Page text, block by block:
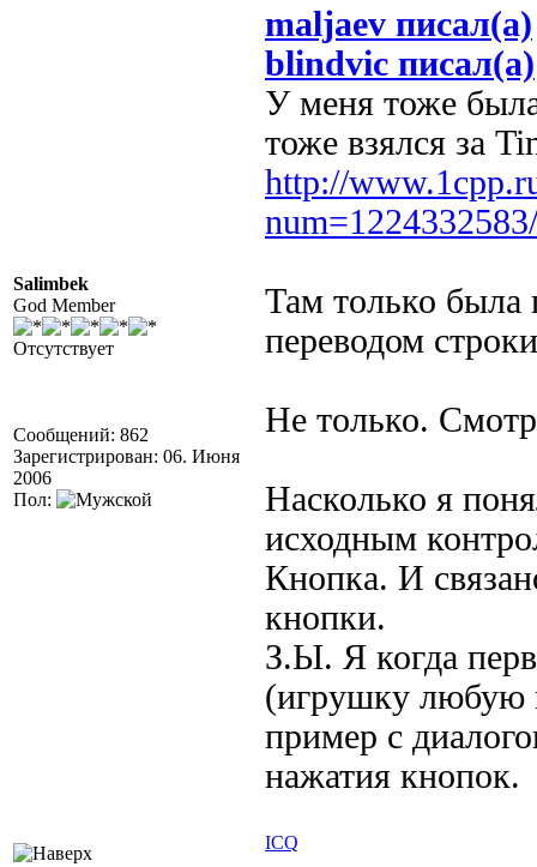
Salimbek
God Member
Отсутствует
Сообщений: 862
Зарегистрирован: 06. Июня
2006
Пол:
maljaev писал(а)
blindvic писал(а)
У меня тоже
тоже взялся за
http://
Там только
переводом
Не только.
Насколько я
исходным
Кнопка. И
кнопки.
З.Ы. Я когда
(игрушку любую
пример с
нажатия кнопок.
ICQ